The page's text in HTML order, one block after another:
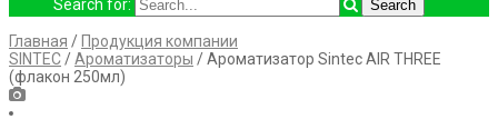
Search for:
Главная / Продукция компании
SINTEC /Ароматизаторы / Ароматизатор Sintec AIR THREE
(флакон 250мл)